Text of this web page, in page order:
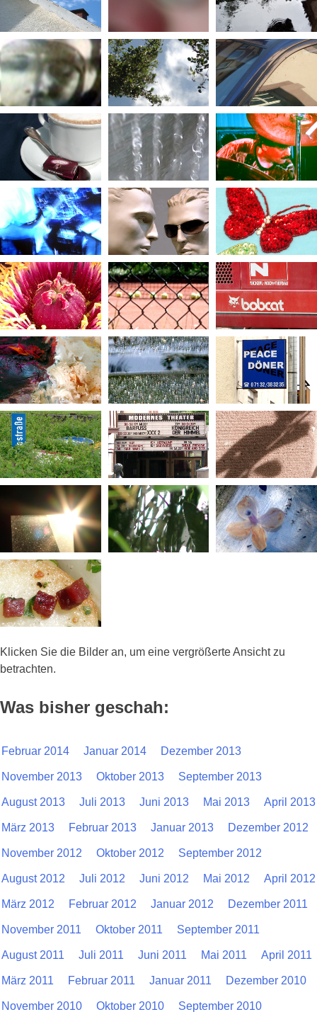
Klicken Sie die Bilder an, um eine vergrößerte Ansicht zu
betrachten.
Was bisher geschah:
Februar 2014 Januar 2014 Dezember 2013
November 2013 Oktober 2013 September 2013
August 2013 Juli 2013 Juni 2013 Mai 2013 April 2013
März 2013 Februar 2013 Januar 2013 Dezember 2012
November 2012 Oktober 2012 September 2012
August 2012 Juli 2012 Juni 2012 Mai 2012 April 2012
März 2012 Februar 2012 Januar 2012 Dezember 2011
November 2011 Oktober 2011 September 2011
August 2011 Juli 2011 Juni 2011 Mai 2011 April 2011
März 2011 Februar 2011 Januar 2011 Dezember 2010
November 2010 Oktober 2010 September 2010